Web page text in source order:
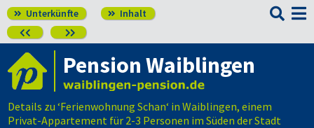
 Unterkünfte  Inhalt
 

Pension Waiblingen
Details zu ‘Ferienwohnung Schan‘ in Waiblingen, einem
Privat-Appartement für 2-3 Personen im Süden der Stadt